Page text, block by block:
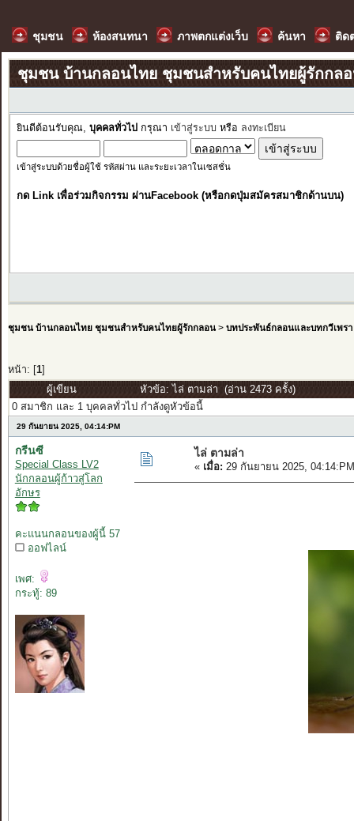
ชุมชน ห้องสนทนา ภาพตกแต่งเว็บ ค้นหา ติด
ชุมชน บ้านกลอนไทย ชุมชนสำหรับคนไทยผู้รักกล
ยินดีต้อนรับคุณ, บุคคลทั่วไป กรุณา เข้าสู่ระบบ หรือ ลงทะเบียน
เข้าสู่ระบบด้วยชื่อผู้ใช้ รหัสผ่าน และระยะเวลาในเซสชั่น
กด Link เพื่อร่วมกิจกรรม ผ่านFacebook (หรือกดปุ่มสมัครสมาชิกด้านบน)
ชุมชน บ้านกลอนไทย ชุมชนสำหรับคนไทยผู้รักกลอน> บทประพันธ์กลอนและบทกวีเพรา
หน้า: [ 1]
ผู้เขียน
หัวข้อ: ไล่ ตามล่า (อ่าน 2473 ครั้ง)
0 สมาชิก และ 1 บุคคลทั่วไป กำลังดูหัวข้อนี้
29 กันยายน 2025, 04:14:PM
กรีนซี
Special Class LV2
นักกลอนผู้ก้าวสู่โลก
อักษร
คะแนนกลอนของผู้นี้ 57
ออฟไลน์
เพศ:
กระทู้: 89
ไล่ ตามล่า
« เมื่อ: 29 กันยายน 2025,